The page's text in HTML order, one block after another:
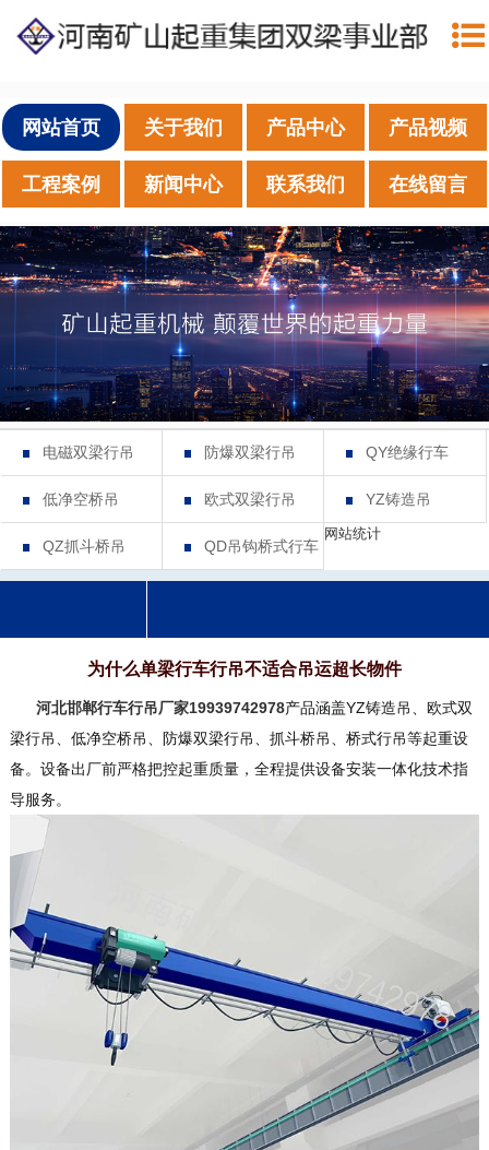
网站首页 关于我们 产品中心 产品视频
工程案例 新闻中心 联系我们 在线留言
电磁双梁行吊 防爆双梁行吊 QY绝缘行车
低净空桥吊 欧式双梁行吊 YZ铸造吊
QZ抓斗桥吊 QD吊钩桥式行车
为什么单梁行车行吊不适合吊运超长物件
河北邯郸行车行吊厂家19939742978产品涵盖YZ铸造吊、欧式双
梁行吊、低净空桥吊、防爆双梁行吊、抓斗桥吊、桥式行吊等起重设
备。设备出厂前严格把控起重质量，全程提供设备安装一体化技术指
导服务。
网站统计